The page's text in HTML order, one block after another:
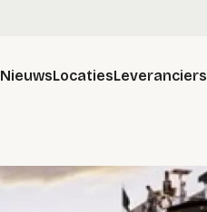
NieuwsLocatiesLeveranciers